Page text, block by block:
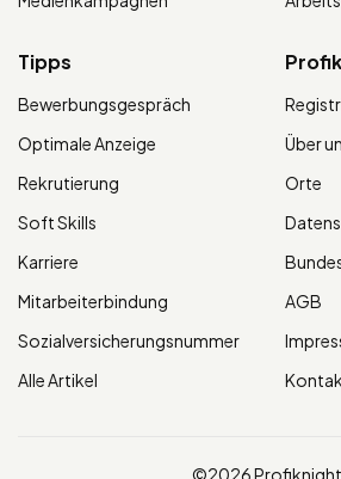
Tipps
Bewerbungsgespräch
Optimale Anzeige
Rekrutierung
Soft Skills
Karriere
Mitarbeiterbindung
Sozialversicherungsnummer
Alle Artikel
Über
Orte
AGB
©2026 Profiknight